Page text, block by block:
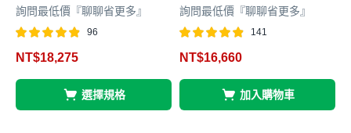
詢問最低價『聊聊省更多』
4.83
96
NT$18,275
選擇規格
詢問最低價『聊聊省更多』
4.85
141
NT$16,660
加入購物車